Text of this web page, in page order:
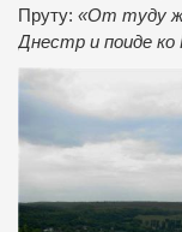
Пруту: «От туду
Днестр и поиде